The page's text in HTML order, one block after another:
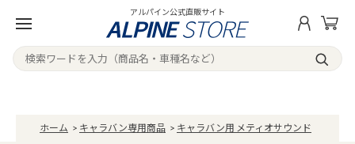
アルパイン公式直販サイト
ホーム > キャラバン専用商品 > キャラバン用 メティオサウンド